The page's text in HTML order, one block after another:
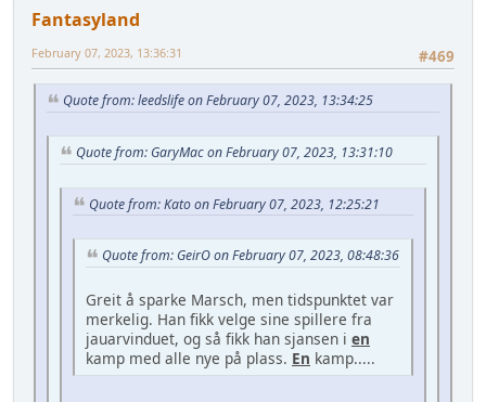
Fantasyland
#469
February 07, 2023, 13:36:31
Quote from: leedslife on February 07, 2023, 13:34:25
Quote from: GaryMac on February 07, 2023, 13:31:10
Quote from: Kato on February 07, 2023, 12:25:21
Quote from: GeirO on February 07, 2023, 08:48:36
Greit å sparke Marsch, men tidspunktet var
merkelig. Han fikk velge sine spillere fra
jauarvinduet, og så fikk han sjansen i en
kamp med alle nye på plass. En kamp.....